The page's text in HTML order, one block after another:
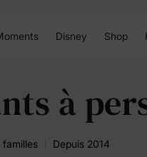
Disney Shop
à
Depuis 2014